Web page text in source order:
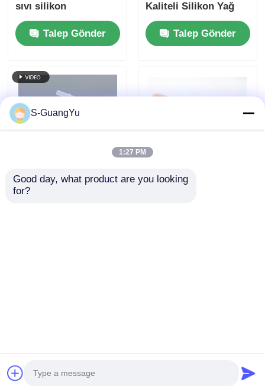
sıvı silikon
enjeksiyon kalıplama
makinesiTalep Gönder
Kaliteli Silikon Yağ
Fırça Yapma Makinesi
Talep Gönder
Dikey sıvı silikon
Tıbbi Laryngeal
Machinery &Equipment Co., Ltd. All Rights
S-GuangYu
1:27 PM
Good day, what product are you looking
for?